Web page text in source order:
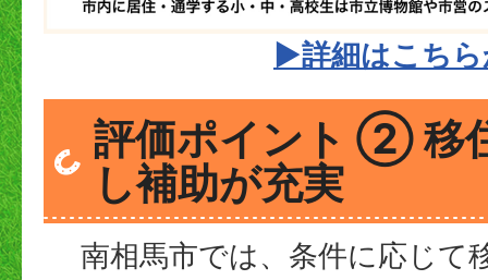
▶詳細はこち
評価ポイント ② 移
し補助が充実
南相馬市では、条件に応じて